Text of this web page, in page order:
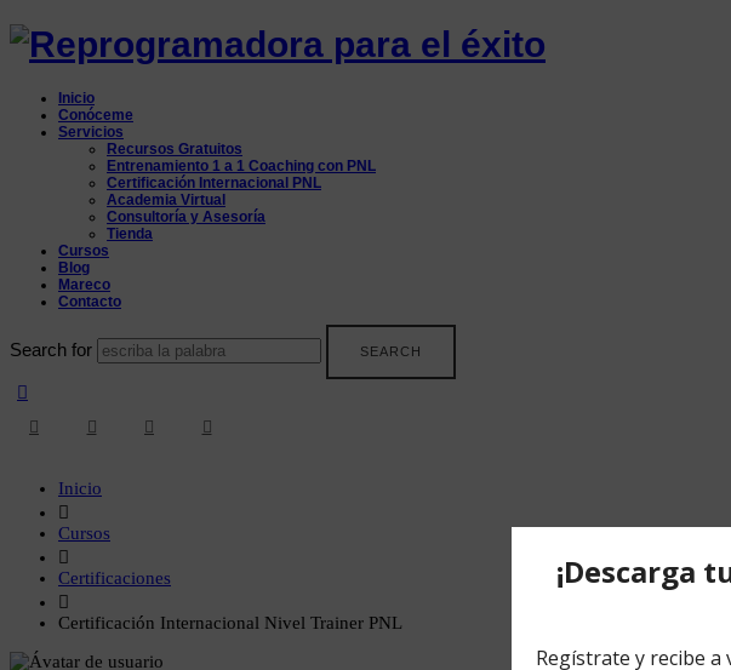
Reprogramadora
para
éxito
Inicio
Conóceme
Servicios
Recursos Gratuitos
Entrenamiento 1 a 1 Coaching con PNL
Certificación Internacional PNL
Academia Virtual
Consultoría y Asesoría
Tienda
Cursos
Blog
Mareco
Contacto
Search for
Inicio
Cursos
Certificaciones
Certificación Internacional Nivel Trainer PNL